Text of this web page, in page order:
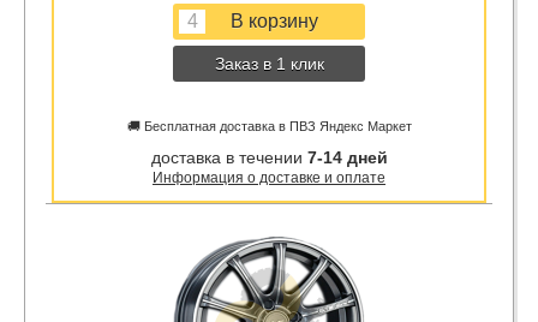
Заказ в 1 клик
🚚 Бесплатная доставка в ПВЗ Яндекс Маркет
доставка в течении 7-14 дней
Информация о доставке и оплате